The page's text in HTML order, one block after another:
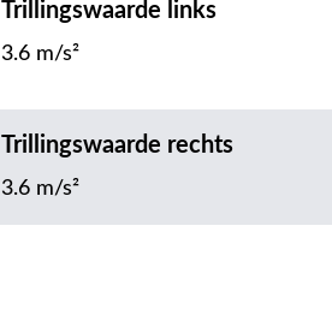
Trillingswaarde links
3.6 m/s²
Trillingswaarde rechts
3.6 m/s²